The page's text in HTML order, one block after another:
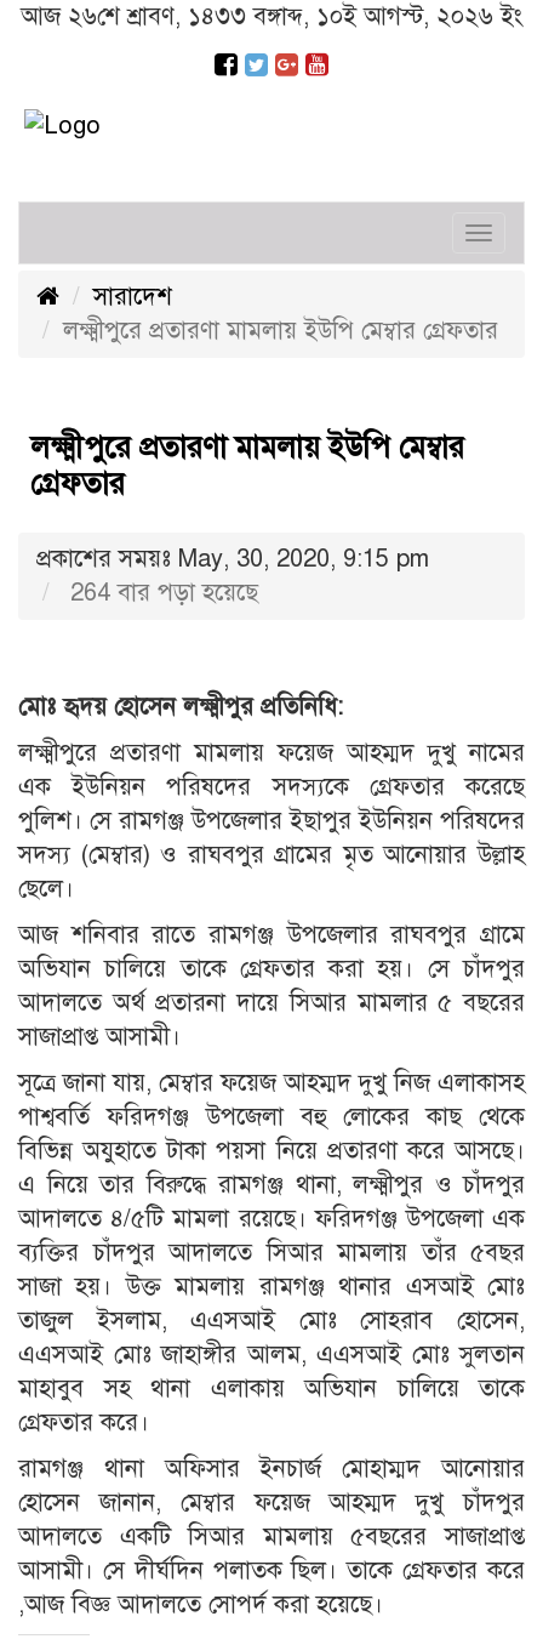
আজ ২৬শে শ্রাবণ, ১৪৩৩ বঙ্গাব্দ, ১০ই আগস্ট, ২০২৬ ইং
সারাদেশ
লক্ষ্মীপুরে প্রতারণা মামলায় ইউপি মেম্বার গ্রেফতার
লক্ষ্মীপুরে প্রতারণা মামলায় ইউপি মেম্বার
গ্রেফতার
প্রকাশের সময়ঃ May, 30, 2020, 9:15 pm
264 বার পড়া হয়েছে
মোঃ হৃদয় হোসেন লক্ষ্মীপুর প্রতিনিধি:
লক্ষ্মীপুরে প্রতারণা মামলায় ফয়েজ আহম্মদ দুখু নামের
এক ইউনিয়ন পরিষদের সদস্যকে গ্রেফতার করেছে
পুলিশ। সে রামগঞ্জ উপজেলার ইছাপুর ইউনিয়ন পরিষদের
সদস্য (মেম্বার) ও রাঘবপুর গ্রামের মৃত আনোয়ার উল্লাহ
ছেলে।
আজ শনিবার রাতে রামগঞ্জ উপজেলার রাঘবপুর গ্রামে
অভিযান চালিয়ে তাকে গ্রেফতার করা হয়। সে চাঁদপুর
আদালতে অর্থ প্রতারনা দায়ে সিআর মামলার ৫ বছরের
সাজাপ্রাপ্ত আসামী।
সূত্রে জানা যায়, মেম্বার ফয়েজ আহম্মদ দুখু নিজ এলাকাসহ
পাশ্ববর্তি ফরিদগঞ্জ উপজেলা বহু লোকের কাছ থেকে
বিভিন্ন অযুহাতে টাকা পয়সা নিয়ে প্রতারণা করে আসছে।
এ নিয়ে তার বিরুদ্ধে রামগঞ্জ থানা, লক্ষ্মীপুর ও চাঁদপুর
আদালতে ৪/৫টি মামলা রয়েছে। ফরিদগঞ্জ উপজেলা এক
ব্যক্তির চাঁদপুর আদালতে সিআর মামলায় তাঁর ৫বছর
সাজা হয়। উক্ত মামলায় রামগঞ্জ থানার এসআই মোঃ
তাজুল ইসলাম, এএসআই মোঃ সোহরাব হোসেন,
এএসআই মোঃ জাহাঙ্গীর আলম, এএসআই মোঃ সুলতান
মাহাবুব সহ থানা এলাকায় অভিযান চালিয়ে তাকে
গ্রেফতার করে।
রামগঞ্জ থানা অফিসার ইনচার্জ মোহাম্মদ আনোয়ার
হোসেন জানান, মেম্বার ফয়েজ আহম্মদ দুখু চাঁদপুর
আদালতে একটি সিআর মামলায় ৫বছরের সাজাপ্রাপ্ত
আসামী। সে দীর্ঘদিন পলাতক ছিল। তাকে গ্রেফতার করে
,আজ বিজ্ঞ আদালতে সোপর্দ করা হয়েছে।